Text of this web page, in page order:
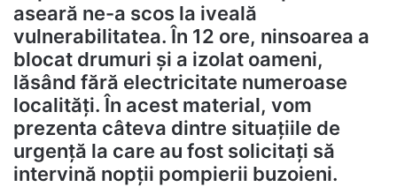
aseară ne-a scos la iveală
vulnerabilitatea. În 12 ore, ninsoarea a
blocat drumuri și a izolat oameni,
lăsând fără electricitate numeroase
localități. În acest material, vom
prezenta câteva dintre situațiile de
urgență la care au fost solicitați să
intervină nopții pompierii buzoieni.